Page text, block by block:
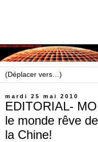
mardi 25 mai 2010
EDITORIAL-
le monde rêve
la Chine!